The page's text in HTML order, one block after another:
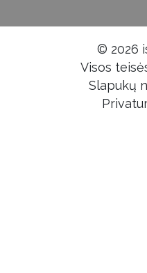
© 2026
Visos
Slapukų